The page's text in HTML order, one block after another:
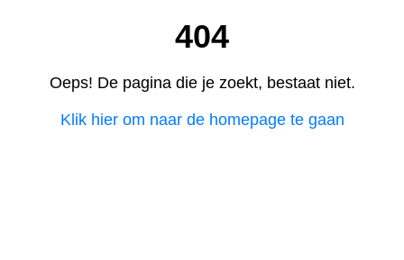
404
Oeps! De pagina die je zoekt, bestaat niet.
Klik hier om naar de homepage te gaan